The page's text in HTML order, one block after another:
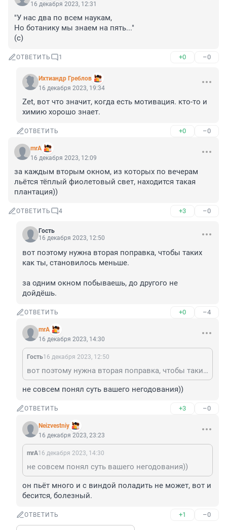
16 декабря 2023, 12:31
"У нас два по всем наукам,
Но ботанику мы знаем на пять..."
(с)
ОТВЕТИТЬ 1 +0 –0
Ихтиандр Греблов
16 декабря 2023, 19:34
Zet, вот что значит, когда есть мотивация. кто-то и
химию хорошо знает.
ОТВЕТИТЬ +0 –0
mrA
16 декабря 2023, 12:09
за каждым вторым окном, из которых по вечерам
льётся тёплый фиолетовый свет, находится такая
плантация))
ОТВЕТИТЬ 4 +3 –0
Гость
16 декабря 2023, 12:50
вот поэтому нужна вторая поправка, чтобы таких
как ты, становилось меньше.
за одним окном побываешь, до другого не
дойдёшь.
ОТВЕТИТЬ +0 –4
mrA
16 декабря 2023, 14:30
Гость16 декабря 2023, 12:50
вот поэтому нужна вторая поправка, чтобы таких как ты, становилось меньше. за одним окном побываешь, до другого не дойдёшь.
не совсем понял суть вашего негодования))
ОТВЕТИТЬ +3 –0
Neizvestniy
16 декабря 2023, 23:23
mrA16 декабря 2023, 14:30
не совсем понял суть вашего негодования))
он пьёт много и с виндой поладить не может, вот и
бесится, болезный.
ОТВЕТИТЬ +1 –0